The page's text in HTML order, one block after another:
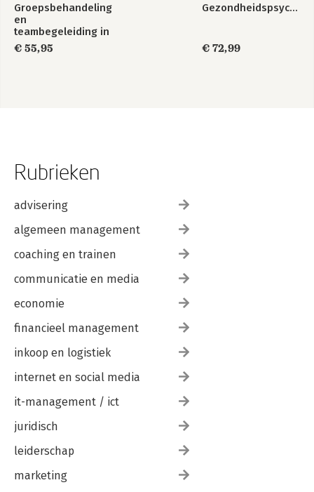
Groepsbehandeling
en
teambegeleiding in
de zorg
€ 55,95
Gezondheidspsychologie
€ 72,99
Rubrieken
advisering
algemeen management
coaching en trainen
communicatie en media
economie
financieel management
inkoop en logistiek
internet en social media
it-management / ict
juridisch
leiderschap
marketing